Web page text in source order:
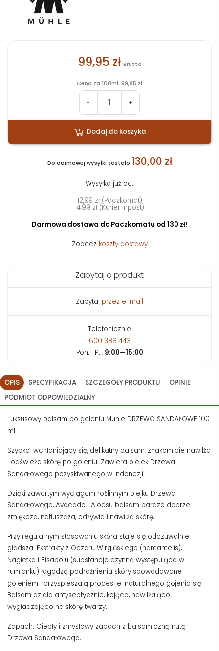
99,95 zł Brutto
Cena za 100ml: 99,95 zł
- +
Dodaj do koszyka
Do darmowej wysyłki zostało 130,00 zł
Wysyłka już od:
12,99 zł (Paczkomat)
14,99 zł (Kurier Inpost)
Darmowa dostawa do Paczkomatu od 130 zł!
Zobacz koszty dostawy
Zapytaj o produkt
Zapytaj przez e-mail
Telefonicznie
600 388 443
Pon.—Pt., 9:00—15:00
OPIS SPECYFIKACJA SZCZEGÓŁY PRODUKTU
OPINIE
PODMIOT ODPOWIEDZIALNY
Luksusowy balsam po goleniu Muhle DRZEWO SANDAŁOWE 100
ml
Szybko-wchłaniający się, delikatny balsam, znakomicie nawilża
i odświeża skórę po goleniu. Zawiera olejek Drzewa
Sandałowego pozyskiwanego w Indonezji.
Dzięki zawartym wyciągom roślinnym olejku Drzewa
Sandałowego, Avocado i Aloesu balsam bardzo dobrze
zmiękcza, natłuszcza, odżywia i nawilża skórę.
Przy regularnym stosowaniu skóra staje się odczuwalnie
gładsza. Ekstrakty z Oczaru Wirgińskiego (hamamelis),
Nagietka i Bisabolu (substancja czynna występująca w
rumianku) łagodzą podrażnienia skóry spowodowane
goleniem i przyspieszają proces jej naturalnego gojenia się.
Balsam działa antyseptycznie, kojąco, nawilżająco i
wygładzająco na skórę twarzy.
Zapach: Ciepły i zmysłowy zapach z balsamiczną nutą
Drzewa Sandałowego.